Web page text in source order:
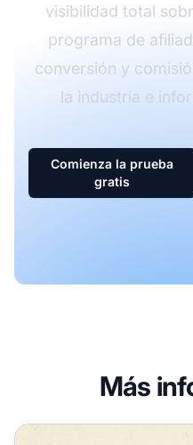
visibilidad total
programa de
conversión y
la industria e
Comienza la prueba
gratis
Más
¿Puedes rastrear las